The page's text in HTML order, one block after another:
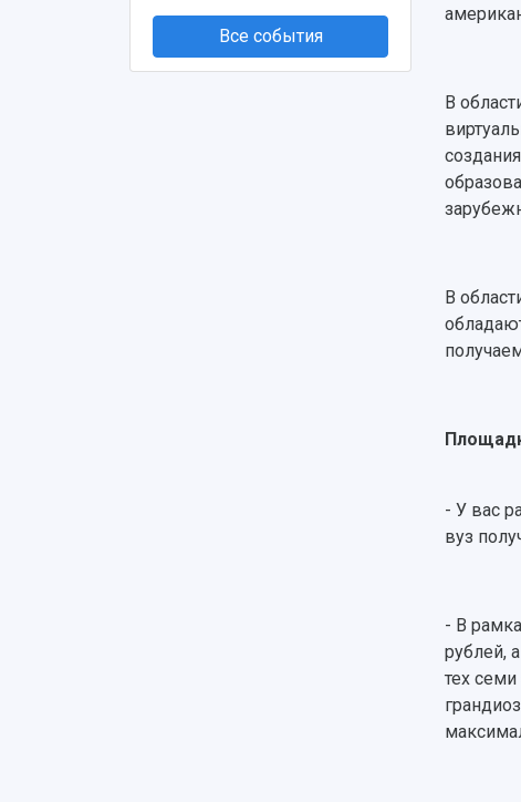
Все события
В
В
- У вас
вуз
- В
рублей,
тех